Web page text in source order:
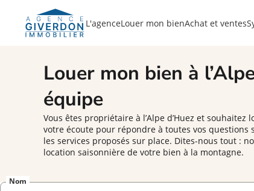
L'agenceLouer mon bienAchat et ventes
Louer mon bien à
équipe
Vous êtes propriétaire à l’Alpe d’Huez et
votre écoute pour répondre à toutes vos
les services proposés sur place. Dites-nous tout :
location saisonnière de votre bien à la montagne.
Nom